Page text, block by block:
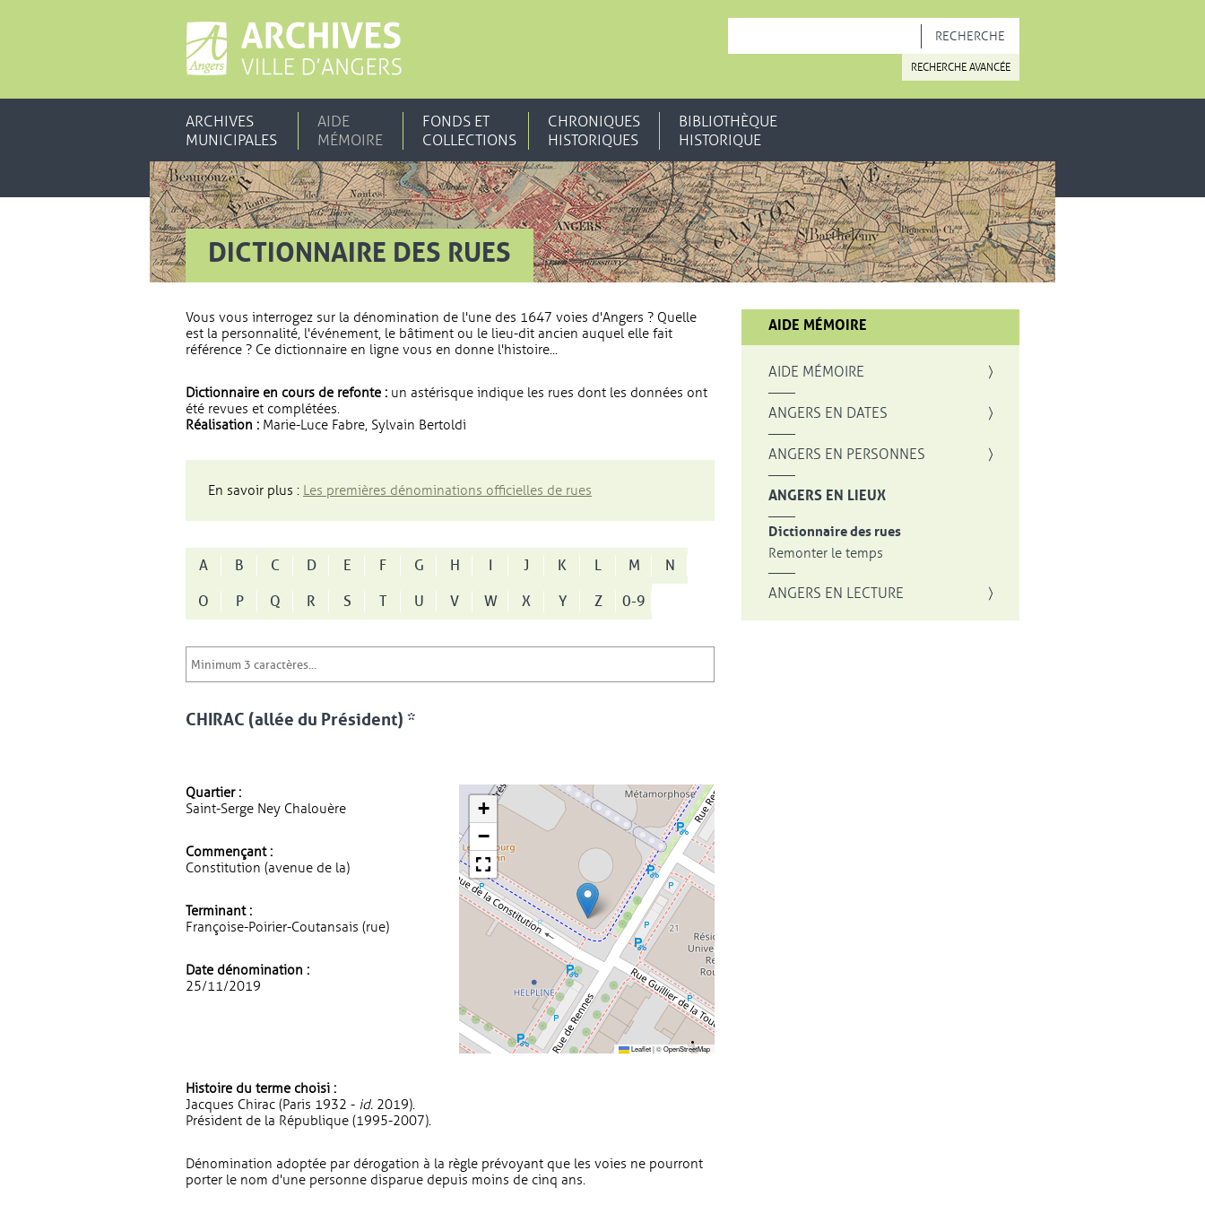
RECHERCHE AVANCÉE
ARCHIVES
MUNICIPALES
AIDE
MÉMOIRE
FONDS ET
COLLECTIONS
CHRONIQUES
HISTORIQUES
BIBLIOTHÈQUE
HISTORIQUE
DICTIONNAIRE DES RUES
Vous vous interrogez sur la dénomination de l'une des 1647 voies d'Angers ? Quelle
est la personnalité, l'événement, le bâtiment ou le lieu-dit ancien auquel elle fait
référence ? Ce dictionnaire en ligne vous en donne l'histoire...
Dictionnaire en cours de refonte : un astérisque indique les rues dont les données ont
été revues et complétées.
Réalisation : Marie-Luce Fabre, Sylvain Bertoldi
En savoir plus : Les premières dénominations officielles de rues
A B C D E F G H I J K L M
N
O
P Q R S T U V W X Y Z 0-9
CHIRAC (allée du Président) *
Quartier :
Saint-Serge Ney Chalouère
Commençant :
Constitution (avenue de la)
Terminant :
Françoise-Poirier-Coutansais (rue)
Date dénomination :
25/11/2019
+
−
Leaflet|©OpenStreetMap
Histoire du terme choisi :
Jacques Chirac (Paris 1932 - id. 2019).
Président de la République (1995-2007).
Dénomination adoptée par dérogation à la règle prévoyant que les voies ne pourront
porter le nom d'une personne disparue depuis moins de cinq ans.
AIDE MÉMOIRE
AIDE MÉMOIRE
ANGERS EN DATES
ANGERS EN PERSONNES
ANGERS EN LIEUX
Dictionnaire des rues
Remonter le temps
ANGERS EN LECTURE